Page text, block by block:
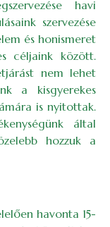
havi
szervezése
és honismeret
céljaink között.
nem lehet
a kisgyerekes
is nyitottak.
által
hozzuk a
havonta 15-